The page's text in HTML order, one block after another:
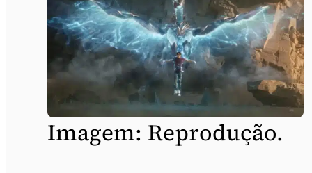
Imagem: Reprodução.